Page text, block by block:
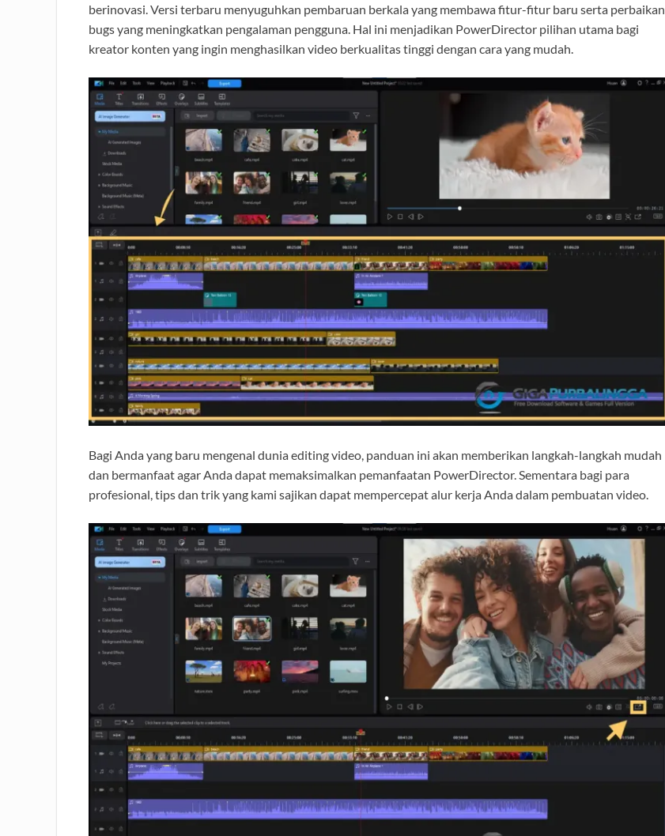
berinovasi. Versi terbaru menyuguhkan pembaruan berkala yang membawa fitur-fitur baru serta perbaikan
bugs yang meningkatkan pengalaman pengguna. Hal ini menjadikan PowerDirector pilihan utama bagi
kreator konten yang ingin menghasilkan video berkualitas tinggi dengan cara yang mudah.
Bagi Anda yang baru mengenal dunia editing video, panduan ini akan memberikan langkah-langkah mudah
dan bermanfaat agar Anda dapat memaksimalkan pemanfaatan PowerDirector. Sementara bagi para
profesional, tips dan trik yang kami sajikan dapat mempercepat alur kerja Anda dalam pembuatan video.